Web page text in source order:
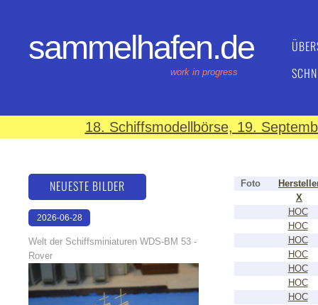
sammelhafen.de
work in progress
18. Schiffsmodellbörse, 19.
Foto
X
HOC
HOC
HOC
HOC
HOC
HOC
HOC
NEUESTE BILDER
2026-06-28
Welt der Schiffsminiaturen WDS-BM 53 -
Rover